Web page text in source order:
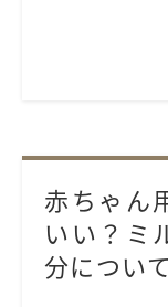
赤ちゃん
いい？ミ
分につい